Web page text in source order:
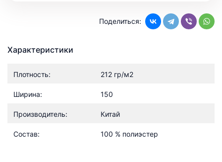
Поделиться:
Характеристики
Плотность: 212 гр/м2
Ширина: 150
Производитель: Китай
Состав: 100 % полиэстер